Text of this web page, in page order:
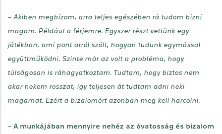
– Akiben megbízom, arra teljes egészében rá tudom bízni
magam. Például a férjemre. Egyszer részt vettünk egy
játékban, ami pont arról szólt, hogyan tudunk egymással
együttműködni. Szinte már az volt a probléma, hogy
túlságosan is ráhagyatkoztam. Tudtam, hogy biztos nem
akar nekem rosszat, így teljesen át tudtam adni neki
magamat. Ezért a bizalomért azonban meg kell harcolni.
– A munkájában mennyire nehéz az óvatosság és bizalom